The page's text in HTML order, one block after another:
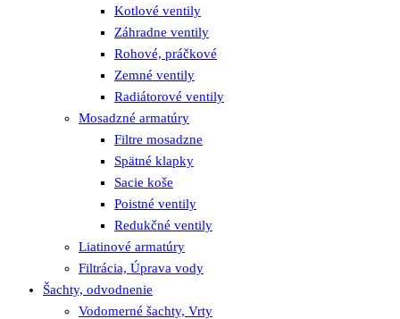
Kotlové ventily
Záhradne ventily
Rohové, práčkové
Zemné ventily
Radiátorové ventily
Mosadzné armatúry
Filtre mosadzne
Spätné klapky
Sacie koše
Poistné ventily
Redukčné ventily
Liatinové armatúry
Filtrácia, Úprava vody
Šachty, odvodnenie
Vodomerné šachty, Vrty